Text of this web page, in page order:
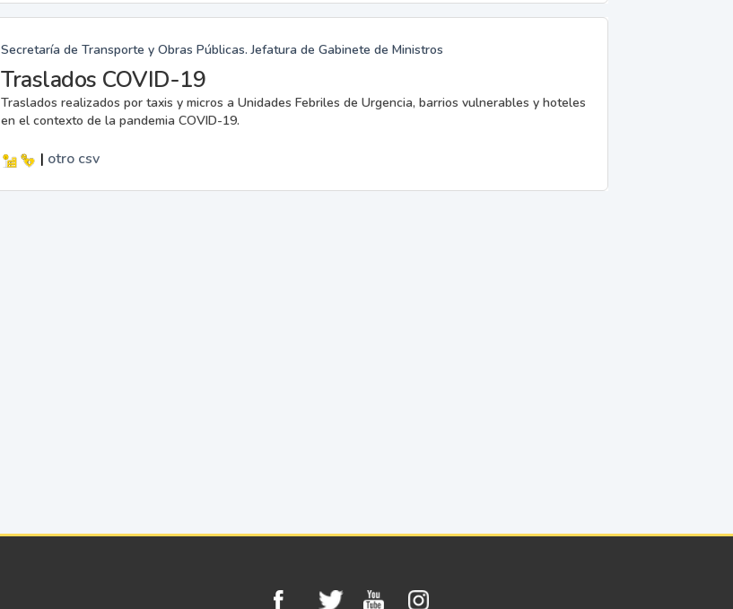
Secretaría de Transporte y Obras Públicas. Jefatura de Gabinete de Ministros
Traslados COVID-19
Traslados realizados por taxis y micros a Unidades Febriles de Urgencia, barrios vulnerables y hoteles
en el contexto de la pandemia COVID-19.
| otro csv